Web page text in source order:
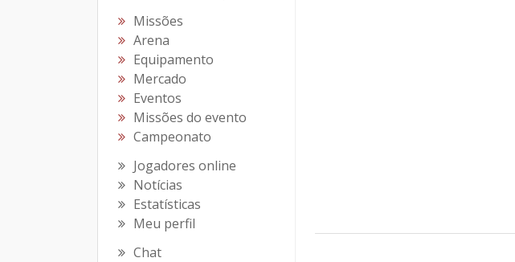
Missões
Arena
Equipamento
Mercado
Eventos
Missões do evento
Campeonato
Jogadores online
Notícias
Estatísticas
Meu perfil
Chat